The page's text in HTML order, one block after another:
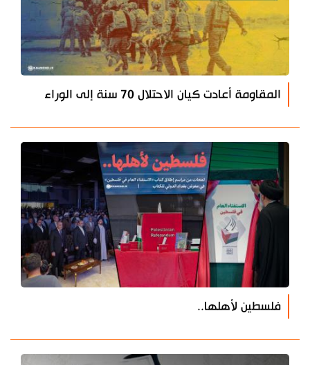
المقاومة أعادت كيان الاحتلال 70 سنة إلى الوراء
فلسطين لأهلها..